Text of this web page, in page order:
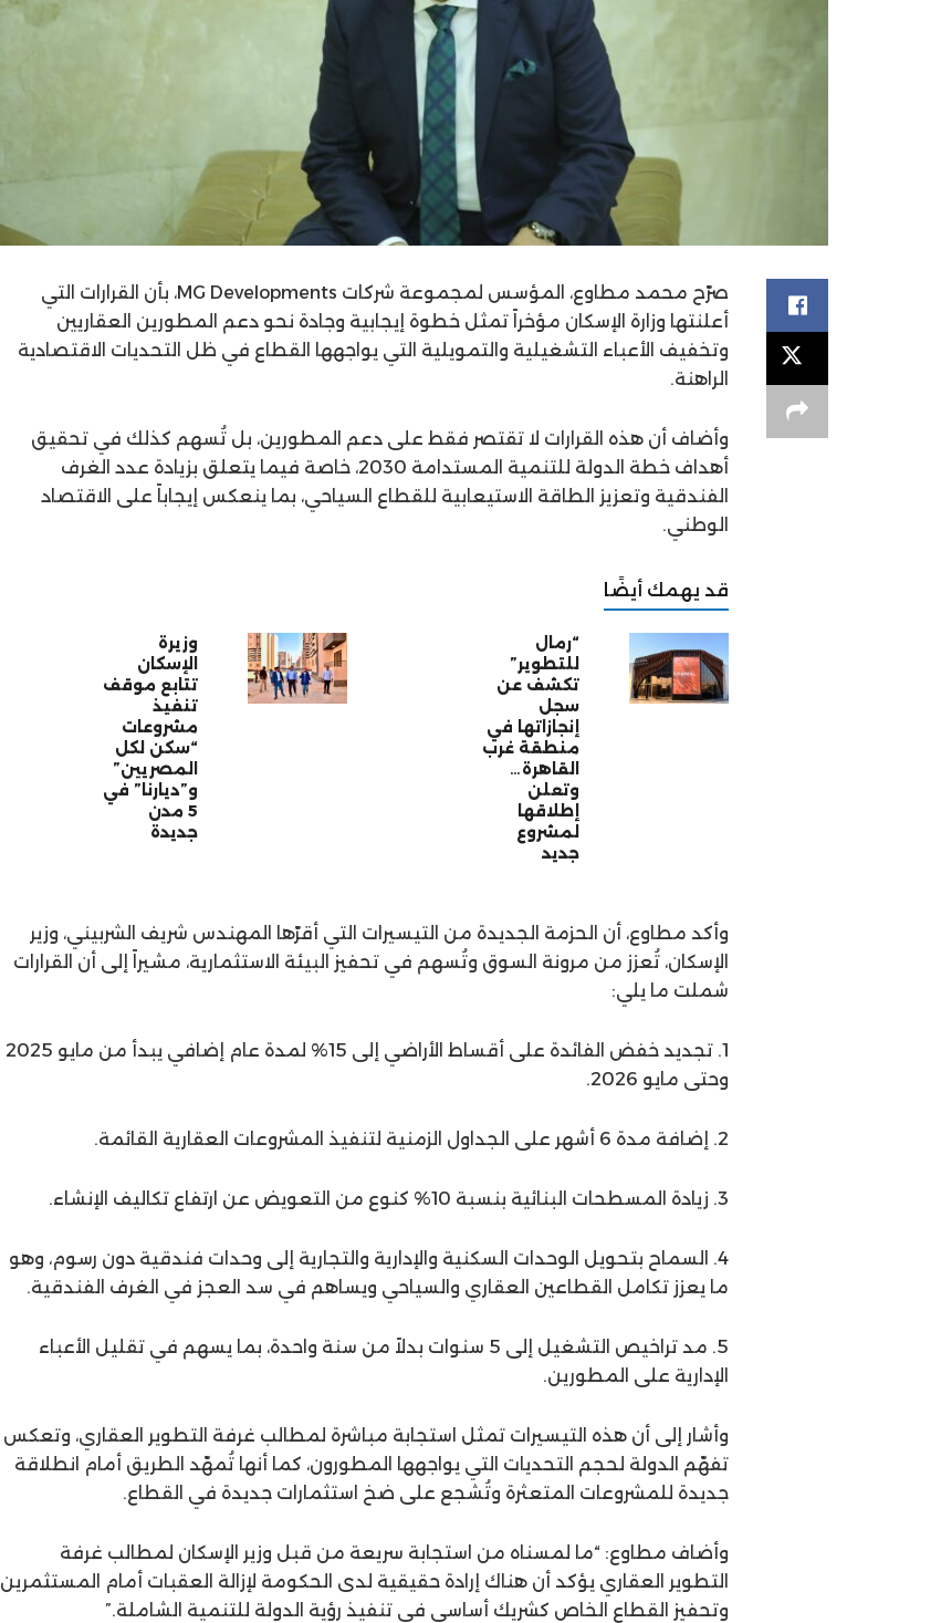
صرّح محمد مطاوع، المؤسس لمجموعة شركات MG Developments، بأن القرارات التي
أعلنتها وزارة الإسكان مؤخراً تمثل خطوة إيجابية وجادة نحو دعم المطورين العقاريين
وتخفيف الأعباء التشغيلية والتمويلية التي يواجهها القطاع في ظل التحديات الاقتصادية
الراهنة.
وأضاف أن هذه القرارات لا تقتصر فقط على دعم المطورين، بل تُسهم كذلك في تحقيق
أهداف خطة الدولة للتنمية المستدامة 2030، خاصة فيما يتعلق بزيادة عدد الغرف
الفندقية وتعزيز الطاقة الاستيعابية للقطاع السياحي، بما ينعكس إيجاباً على الاقتصاد
الوطني.
قد يهمك أيضًا
“رمال
للتطوير”
تكشف عن
سجل
إنجازاتها في
منطقة غرب
القاهرة…
وتعلن
إطلاقها
لمشروع
جديد
وزيرة
الإسكان
تتابع موقف
تنفيذ
مشروعات
“سكن لكل
المصريين”
و”ديارنا” في
5 مدن
جديدة
وأكد مطاوع، أن الحزمة الجديدة من التيسيرات التي أقرّها المهندس شريف الشربيني، وزير
الإسكان، تُعزز من مرونة السوق وتُسهم في تحفيز البيئة الاستثمارية، مشيراً إلى أن القرارات
شملت ما يلي:
1. تجديد خفض الفائدة على أقساط الأراضي إلى 15% لمدة عام إضافي يبدأ من مايو 2025
وحتى مايو 2026.
2. إضافة مدة 6 أشهر على الجداول الزمنية لتنفيذ المشروعات العقارية القائمة.
3. زيادة المسطحات البنائية بنسبة 10% كنوع من التعويض عن ارتفاع تكاليف الإنشاء.
4. السماح بتحويل الوحدات السكنية والإدارية والتجارية إلى وحدات فندقية دون رسوم، وهو
ما يعزز تكامل القطاعين العقاري والسياحي ويساهم في سد العجز في الغرف الفندقية.
5. مد تراخيص التشغيل إلى 5 سنوات بدلاً من سنة واحدة، بما يسهم في تقليل الأعباء
الإدارية على المطورين.
وأشار إلى أن هذه التيسيرات تمثل استجابة مباشرة لمطالب غرفة التطوير العقاري، وتعكس
تفهّم الدولة لحجم التحديات التي يواجهها المطورون، كما أنها تُمهّد الطريق أمام انطلاقة
جديدة للمشروعات المتعثرة وتُشجع على ضخ استثمارات جديدة في القطاع.
وأضاف مطاوع: “ما لمسناه من استجابة سريعة من قبل وزير الإسكان لمطالب غرفة
التطوير العقاري يؤكد أن هناك إرادة حقيقية لدى الحكومة لإزالة العقبات أمام المستثمرين
وتحفيز القطاع الخاص كشريك أساسي في تنفيذ رؤية الدولة للتنمية الشاملة.”